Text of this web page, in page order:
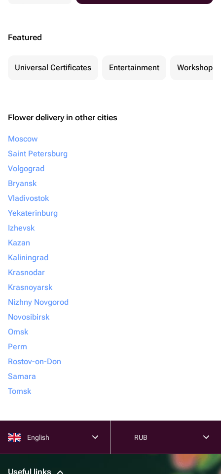
Featured
Universal Certificates Entertainment Workshops
Flower delivery in other cities
Moscow
Saint Petersburg
Volgograd
Bryansk
Vladivostok
Yekaterinburg
Izhevsk
Kazan
Kaliningrad
Krasnodar
Krasnoyarsk
Nizhny Novgorod
Novosibirsk
Omsk
Perm
Rostov-on-Don
Samara
Tomsk
English RUB
Useful links